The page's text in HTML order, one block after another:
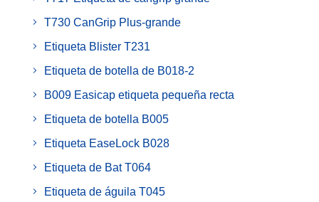
T730 CanGrip Plus-grande
Etiqueta Blister T231
Etiqueta de botella de B018-2
B009 Easicap etiqueta pequeña recta
Etiqueta de botella B005
Etiqueta EaseLock B028
Etiqueta de Bat T064
Etiqueta de águila T045